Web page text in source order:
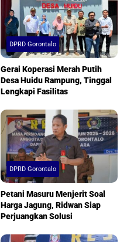
DPRD Gorontalo
Gerai Koperasi Merah Putih
Desa Huidu Rampung, Tinggal
Lengkapi Fasilitas
DPRD Gorontalo
Petani Masuru Menjerit Soal
Harga Jagung, Ridwan Siap
Perjuangkan Solusi